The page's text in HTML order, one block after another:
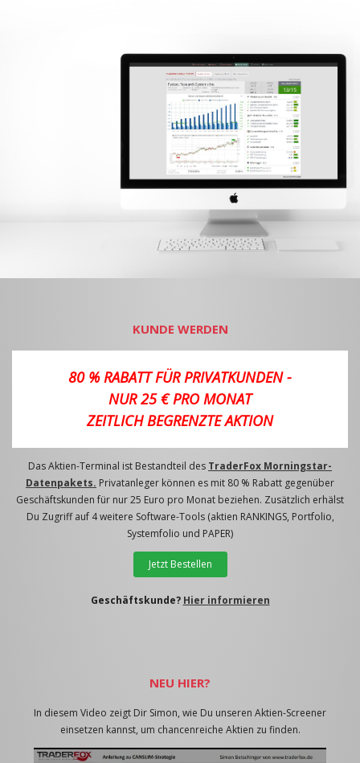
KUNDE WERDEN
80 % RABATT FÜR PRIVATKUNDEN -
NUR 25 € PRO MONAT
ZEITLICH BEGRENZTE AKTION
Das Aktien-Terminal ist Bestandteil des TraderFox Morningstar-
Datenpakets. Privatanleger können es mit 80 % Rabatt gegenüber
Geschäftskunden für nur 25 Euro pro Monat beziehen. Zusätzlich erhälst
Du Zugriff auf 4 weitere Software-Tools (aktien RANKINGS, Portfolio,
Systemfolio und PAPER)
Jetzt Bestellen
Geschäftskunde? Hier informieren
NEU HIER?
In diesem Video zeigt Dir Simon, wie Du unseren Aktien-Screener
einsetzen kannst, um chancenreiche Aktien zu finden.